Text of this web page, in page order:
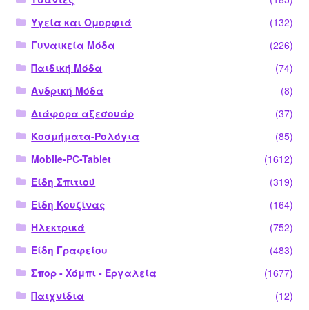
Υγεία και Ομορφιά
(132)
Γυναικεία Μόδα
(226)
Παιδική Μόδα
(74)
Ανδρική Μόδα
(8)
Διάφορα αξεσουάρ
(37)
Κοσμήματα-Ρολόγια
(85)
Mobile-PC-Tablet
(1612)
Είδη Σπιτιού
(319)
Είδη Κουζίνας
(164)
Ηλεκτρικά
(752)
Είδη Γραφείου
(483)
Σπορ - Χόμπι - Εργαλεία
(1677)
Παιχνίδια
(12)